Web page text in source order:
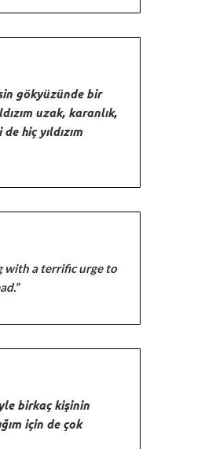
gökyüzünde bir
uzak, karanlık,
hiç yıldızım
with a terrific urge to
birkaç kişinin
için de çok